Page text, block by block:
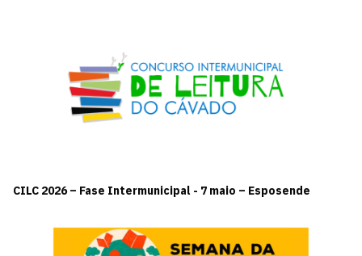
CILC 2026 – Fase Intermunicipal - 7 maio – Esposende